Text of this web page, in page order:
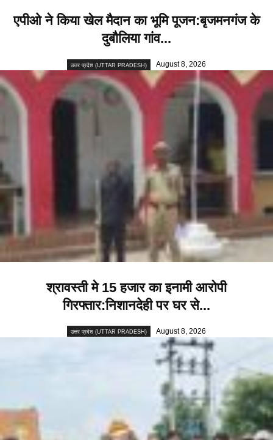
एपीओ ने किया खेल मैदान का भूमि पूजन:बृजमनगंज के
दुबौलिया गांव...
उत्तर प्रदेश (UTTAR PRADESH) August 8, 2026
श्रावस्ती मे 15 हजार का इनामी आरोपी
गिरफ्तार:निशानदेही पर घर से...
उत्तर प्रदेश (UTTAR PRADESH) August 8, 2026